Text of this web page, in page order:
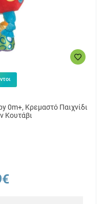
0m+, Κρεμαστό Παιχνίδι
Κουτάβι